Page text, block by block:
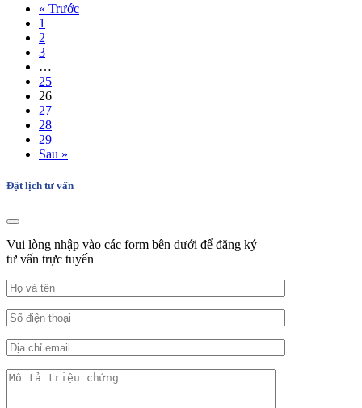
« Trước
1
2
3
…
25
26
27
28
29
Sau »
Đặt lịch tư vấn
Vui lòng nhập vào các form bên dưới để đăng ký
tư vấn trực tuyến